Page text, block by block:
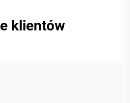
klientów